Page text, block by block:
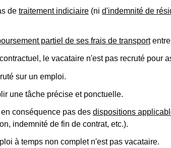
de traitement indiciaire(ni d'indemnité de
partiel de ses frais de transportentre
le vacataire n'est pas recruté pour
sur un emploi.
une tâche précise et ponctuelle.
conséquence pas des dispositions
indemnité de fin de contrat, etc.).
à temps non complet n'est pas vacataire.